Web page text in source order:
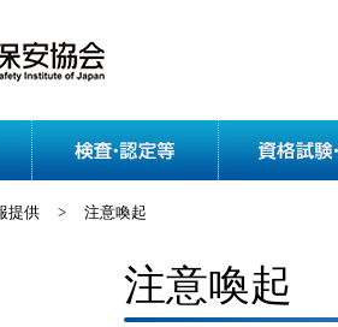
協会案内
提供 > 注意喚起
注意喚起